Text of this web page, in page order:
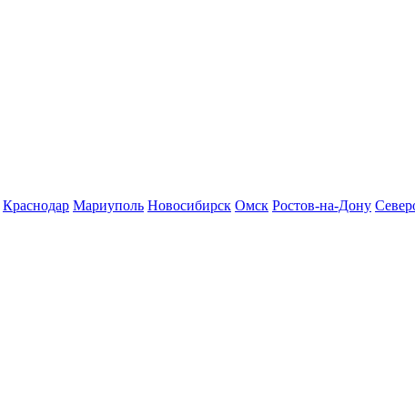
Краснодар Мариуполь Новосибирск Омск Ростов-на-Дону